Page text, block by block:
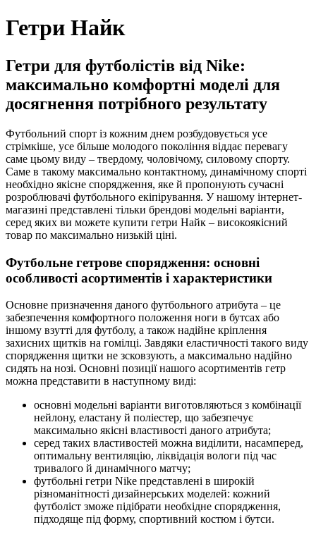
Гетри Найк
Гетри для футболістів від Nike:
максимально комфортні моделі для
досягнення потрібного результату
Футбольний спорт із кожним днем розбудовується усе
стрімкіше, усе більше молодого покоління віддає перевагу
саме цьому виду – твердому, чоловічому, силовому спорту.
Саме в такому максимально контактному, динамічному спорті
необхідно якісне спорядження, яке й пропонують сучасні
розроблювачі футбольного екіпірування. У нашому інтернет-
магазині представлені тільки брендові модельні варіанти,
серед яких ви можете купити гетри Найк – високоякісний
товар по максимально низькій ціні.
Футбольне гетрове спорядження: основні
особливості асортиментів і характеристики
Основне призначення даного футбольного атрибута – це
забезпечення комфортного положення ноги в бутсах або
іншому взутті для футболу, а також надійне кріплення
захисних щитків на гомілці. Завдяки еластичності такого виду
спорядження щитки не зсковзують, а максимально надійно
сидять на нозі. Основні позиції нашого асортиментів гетр
можна представити в наступному виді:
основні модельні варіанти виготовляються з комбінації
нейлону, еластану й поліестер, що забезпечує
максимально якісні властивості даного атрибута;
серед таких властивостей можна виділити, насамперед,
оптимальну вентиляцію, ліквідація вологи під час
тривалого й динамічного матчу;
футбольні гетри Nike представлені в широкій
різноманітності дизайнерських моделей: кожний
футболіст зможе підібрати необхідне спорядження,
підходяще під форму, спортивний костюм і бутси.